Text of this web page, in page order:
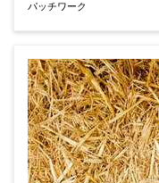
パッチワーク